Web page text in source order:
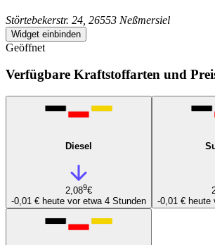
Störtebekerstr. 24, 26553 Neßmersiel
Widget einbinden
Geöffnet
Verfügbare Kraftstoffarten und
Diesel
2,089€
-0,01 € heute vor etwa 4 Stunden
-0,01 € heute